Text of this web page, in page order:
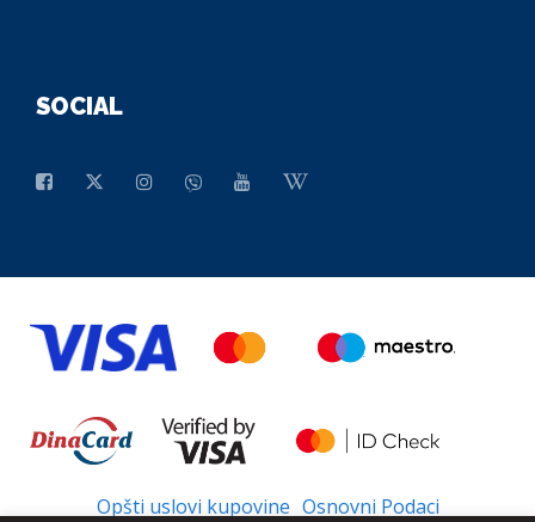
SOCIAL
Opšti uslovi kupovine Osnovni Podaci